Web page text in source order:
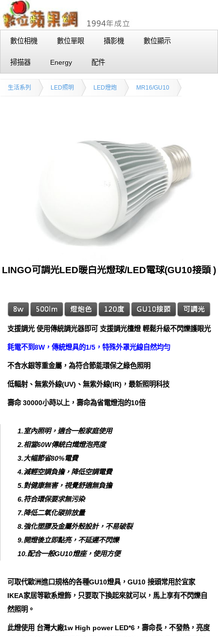
數位相機 數位單眼 攝影機 數位顯示
掃描器 Energy 配件
生活系列 LED照明 LED燈炮 MR16/GU10
LINGO可調光LED暖白光燈球/LED電球(GU10接頭 )
支援調光 使用傳統調光器即可 支援調光檯燈 輕鬆升級不閃爍護眼光
耗電不到8W，傳統燈具的1/5，特殊外罩光線自然均勻
不含水銀等重金屬，為符合節能環保之綠色照明
低輻射、無紫外線(UV)、無紫外線(IR)，最新照明科技
壽命 30000小時以上，壽命為省電燈泡的10倍
1.室內照明，適合一般家庭使用
2.相當60W傳統白熾燈泡亮度
3.大幅節省80%電費
4.減輕空調負擔，降低空調電費
5.對健康無害，視覺舒適無負擔
6.符合環保要求無污染
7.降低二氧化碳排放量
8.強化塑膠及金屬外殼設計，不易破裂
9.開燈後立即點亮，不延遲不閃爍
10.配合一般GU10燈座，使用方便
可取代歐洲進口規格的各種GU10燈具，GU10 接頭常用於宜家
IKEA家居等歐系燈飾，只要取下換起來就可以，馬上享有不閃爍自
然照明。
此燈使用 台灣大廠1w High power LED*6，壽命長，不發熱，亮度